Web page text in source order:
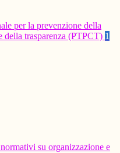
per la prevenzione della
della trasparenza (PTPCT) 1
su organizzazione e